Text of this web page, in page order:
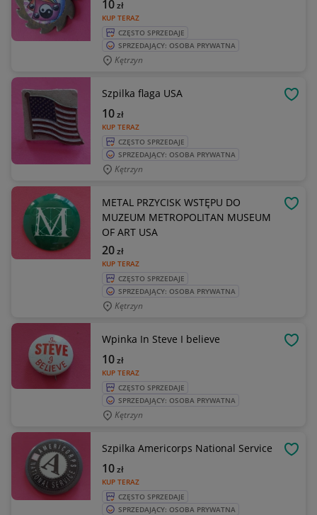
KUP TERAZ
10zł
CZĘSTO SPRZEDAJE
SPRZEDAJĄCY: OSOBA PRYWATNA
Kętrzyn
Szpilka flaga USA
KUP TERAZ
10zł
CZĘSTO SPRZEDAJE
SPRZEDAJĄCY: OSOBA PRYWATNA
Kętrzyn
METAL PRZYCISK WSTĘPU DO
MUZEUM METROPOLITAN MUSEUM
OF ART USA
KUP TERAZ
20zł
CZĘSTO SPRZEDAJE
SPRZEDAJĄCY: OSOBA PRYWATNA
Kętrzyn
Wpinka In Steve I believe
KUP TERAZ
10zł
CZĘSTO SPRZEDAJE
SPRZEDAJĄCY: OSOBA PRYWATNA
Kętrzyn
Szpilka Americorps National Service
KUP TERAZ
10zł
CZĘSTO SPRZEDAJE
SPRZEDAJĄCY: OSOBA PRYWATNA